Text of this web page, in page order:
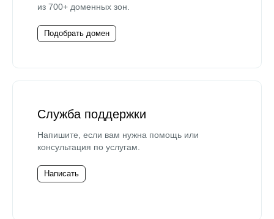
из 700+ доменных зон.
Подобрать домен
Служба поддержки
Напишите, если вам нужна помощь или
консультация по услугам.
Написать